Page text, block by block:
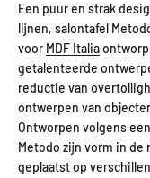
Een puur en strak
lijnen, salontafel
voor MDF Italia
getalenteerde
reductie van
ontwerpen van
Ontworpen volgens
Metodo zijn vorm in
geplaatst op